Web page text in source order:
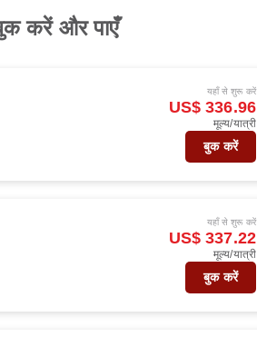
करें और पाएँ
यहाँ से शुरू करें
US$ 336.96
मूल्य/यात्री
बुक करें
यहाँ से शुरू करें
US$ 337.22
मूल्य/यात्री
बुक करें